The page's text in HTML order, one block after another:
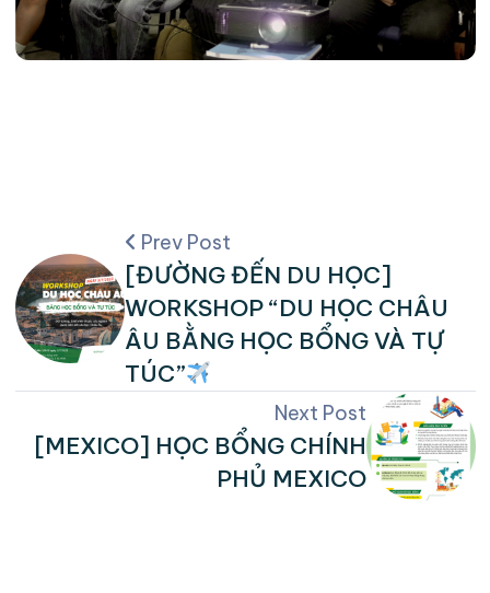
Prev Post
[ĐƯỜNG ĐẾN DU HỌC]
WORKSHOP “DU HỌC CHÂU
ÂU BẰNG HỌC BỔNG VÀ TỰ
TÚC”
Next Post
[MEXICO] HỌC BỔNG CHÍNH
PHỦ MEXICO